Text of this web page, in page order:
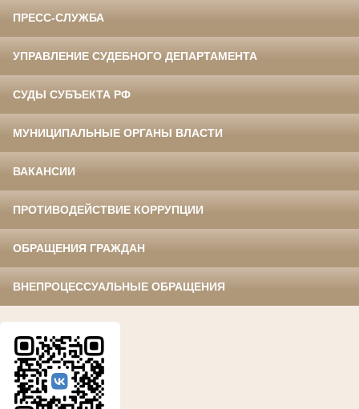
ПРЕСС-СЛУЖБА
УПРАВЛЕНИЕ СУДЕБНОГО ДЕПАРТАМЕНТА
СУДЫ СУБЪЕКТА РФ
МУНИЦИПАЛЬНЫЕ ОРГАНЫ ВЛАСТИ
ВАКАНСИИ
ПРОТИВОДЕЙСТВИЕ КОРРУПЦИИ
ОБРАЩЕНИЯ ГРАЖДАН
ВНЕПРОЦЕССУАЛЬНЫЕ ОБРАЩЕНИЯ